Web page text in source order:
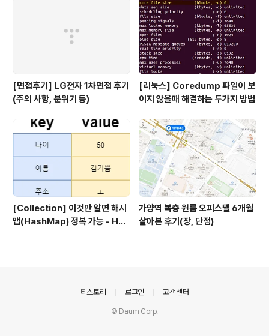
[면접후기] LG전자 1차면접 후기
(주의 사항, 분위기 등)
[리눅스] Coredump 파일이 보
이지 않을때 해결하는 두가지 방법
[Collection] 이것만 알면 해시
맵(HashMap) 정복 가능 - Has
가양역 복층 원룸 오피스텔 6개월
살아본 후기(장, 단점)
티스토리 로그인 고객센터
© Daum Corp.